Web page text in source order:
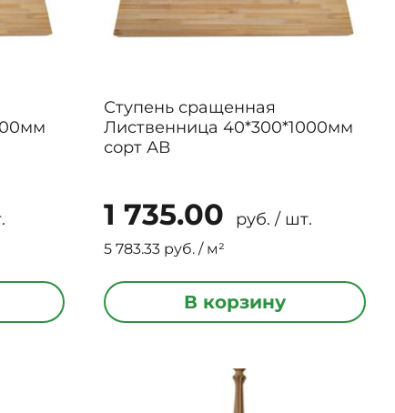
Ступень сращенная
Лиственница 40*300*1000мм
сорт АВ
1 735.00 руб. / шт.
5 783.33 руб. / м²
В корзину